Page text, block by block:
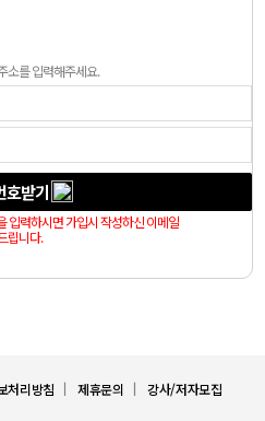
소를 입력해주세요.
호받기
력하시면 가입시 작성하신 이메일
립니다.
처리방침 ㅣ 제휴문의 ㅣ 강사/저자모집